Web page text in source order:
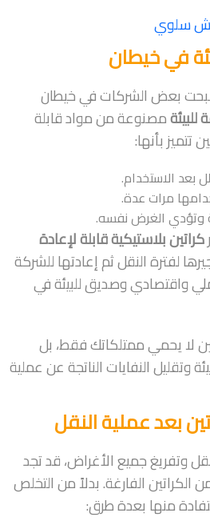
سلوي
في خيطان
بعض الشركات في خيطان
مصنوعة من مواد قابلة
تتميز بأنها:
بعد الاستخدام.
مرات عدة.
وتؤدي الغرض نفسه.
كراتين بلاستيكية قابلة لإعادة
لفترة النقل ثم إعادتها للشركة
واقتصادي وصديق للبيئة في
لا يحمي ممتلكاتك فقط، بل
وتقليل النفايات الناتجة عن عملية
بعد عملية النقل
وتفريغ جميع الأغراض، قد تجد
الفارغة. بدلاً من التخلص
منها بعدة طرق: